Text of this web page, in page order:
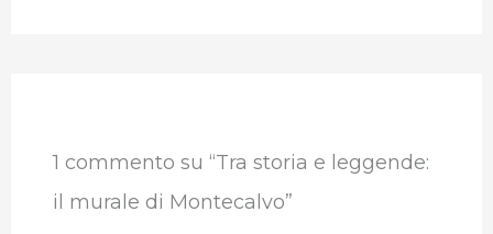
1 commento su “Tra storia e leggende:
il murale di Montecalvo”